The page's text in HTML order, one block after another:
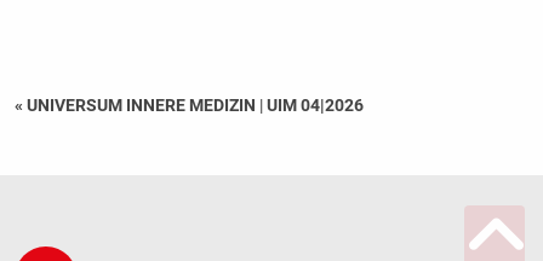
« UNIVERSUM INNERE MEDIZIN |UIM 04|2026